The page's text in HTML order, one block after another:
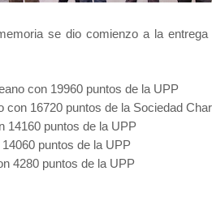
se dio comienzo a la
con 19960 puntos de la UPP
con 16720 puntos de la Sociedad
14160 puntos de la UPP
puntos de la UPP
4280 puntos de la UPP